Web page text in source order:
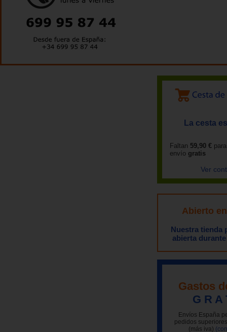
La cesta
Faltan 59,90 €
envío gratis
Ver
Abierto
Nuestra tienda
abierta
Gastos
G R A
Envíos España
pedidos
(más iva)